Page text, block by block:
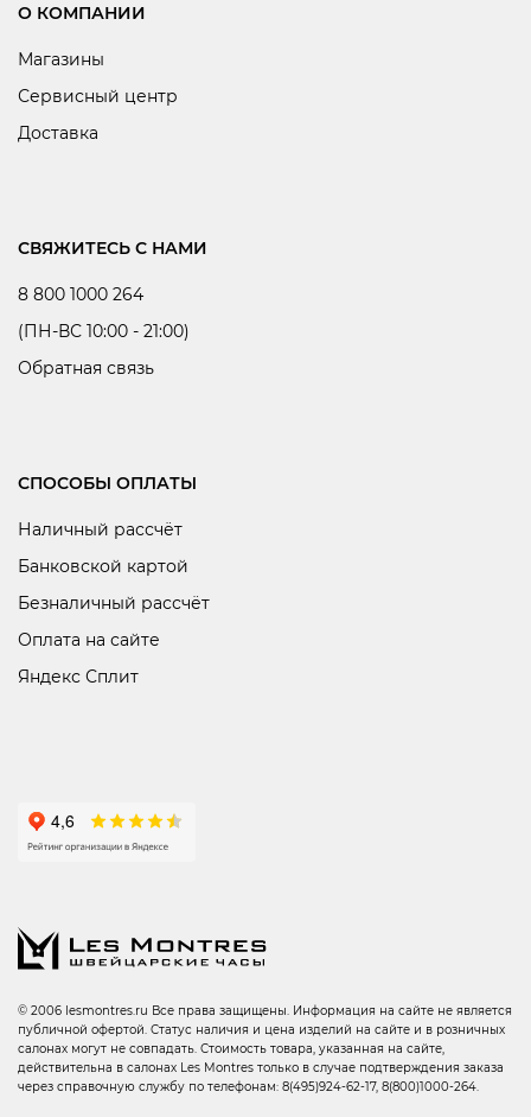
О КОМПАНИИ
Магазины
Сервисный центр
Доставка
СВЯЖИТЕСЬ С НАМИ
8 800 1000 264
(ПН-ВС 10:00 - 21:00)
Обратная связь
СПОСОБЫ ОПЛАТЫ
Наличный рассчёт
Банковской картой
Безналичный рассчёт
Оплата на сайте
Яндекс Сплит
© 2006 lesmontres.ru Все права защищены. Информация на сайте не является
публичной офертой. Статус наличия и цена изделий на сайте и в розничных
салонах могут не совпадать. Стоимость товара, указанная на сайте,
действительна в салонах Les Montres только в случае подтверждения заказа
через справочную службу по телефонам: 8(495)924-62-17, 8(800)1000-264.